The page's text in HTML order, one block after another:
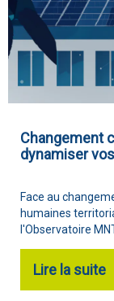
Changement
dynamiser
Face au
humaines
l'Observatoire
Lire la suite